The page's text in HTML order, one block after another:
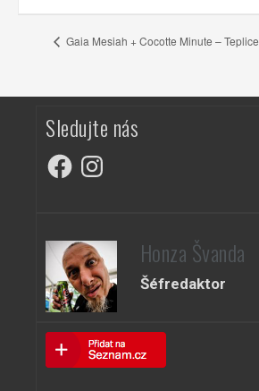
Gaia Mesiah + Cocotte Minute – Teplice
Sledujte nás
FacebookInstagram
Honza Švanda
Šéfredaktor